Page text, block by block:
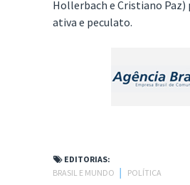
Hollerbach e Cristiano Paz)
ativa e peculato.
EDITORIAS:
BRASIL E MUNDO
POLÍTICA